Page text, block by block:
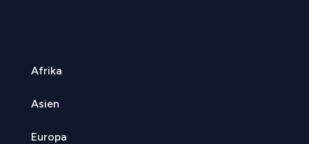
Afrika
Asien
Europa